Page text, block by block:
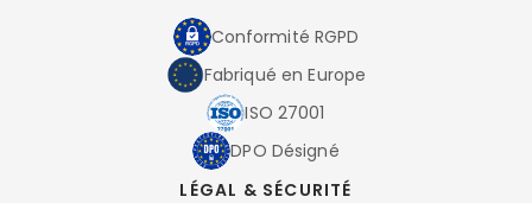
Conformité RGPD
Fabriqué en Europe
ISO 27001
DPO Désigné
LÉGAL & SÉCURITÉ